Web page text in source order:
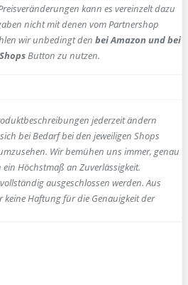
kann es vereinzelt dazu
nicht mit denen vom Partnershop
wir unbedingt den bei Amazon und bei
Button zu nutzen.
jederzeit ändern
bei Bedarf bei den jeweiligen Shops
Wir bemühen uns immer, genau
Höchstmaß an Zuverlässigkeit.
ausgeschlossen werden. Aus
Haftung für die Genauigkeit der